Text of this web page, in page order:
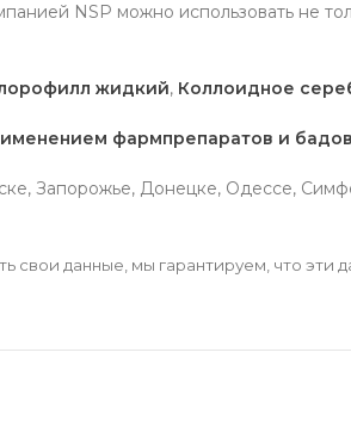
NSP можно использовать не
жидкий, Коллоидное
фармпрепаратов и
Запорожье, Донецке, Одессе,
свои данные, мы гарантируем, что эти